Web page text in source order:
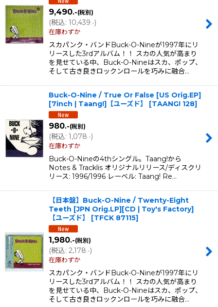
並び順:
9,490.-(税別)
(税込: 10,439.-)
在庫わずか
スカパンク・バンドBuck-O-Nineが1997年にリ
リースした3rdアルバム！！ スカの人気が高まり
を見せている中、Buck-O-Nineはスカ、ポップ、
そして古き良きロックンロールを巧みに融合…
Buck-O-Nine / True Or False [US Orig.EP]
[7inch | Taang!]【ユーズド】
[TAANG! 128]
980.-(税別)
(税込: 1,078 .-)
在庫わずか
Buck-O-Nineの4thシングル。Taang!から
Notes & Tracklis オリジナルリリース/ディスクリ
リース: 1996/1996 レーベル: Taang! Re…
【日本盤】Buck-O-Nine / Twenty-Eight
Teeth [JPN Orig.LP][CD | Toy's Factory]
【ユーズド】
[TFCK 87115]
1,980.-(税別)
(税込: 2,178 .-)
在庫わずか
スカパンク・バンドBuck-O-Nineが1997年にリ
リースした3rdアルバム！！ スカの人気が高まり
を見せている中、Buck-O-Nineはスカ、ポップ、
そして古き良きロックンロールを巧みに融合…